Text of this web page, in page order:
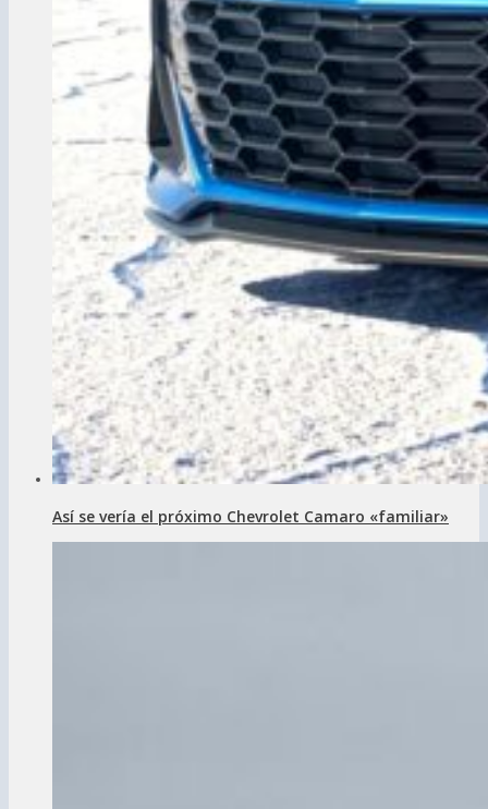
Así se vería el próximo Chevrolet Camaro «familiar»